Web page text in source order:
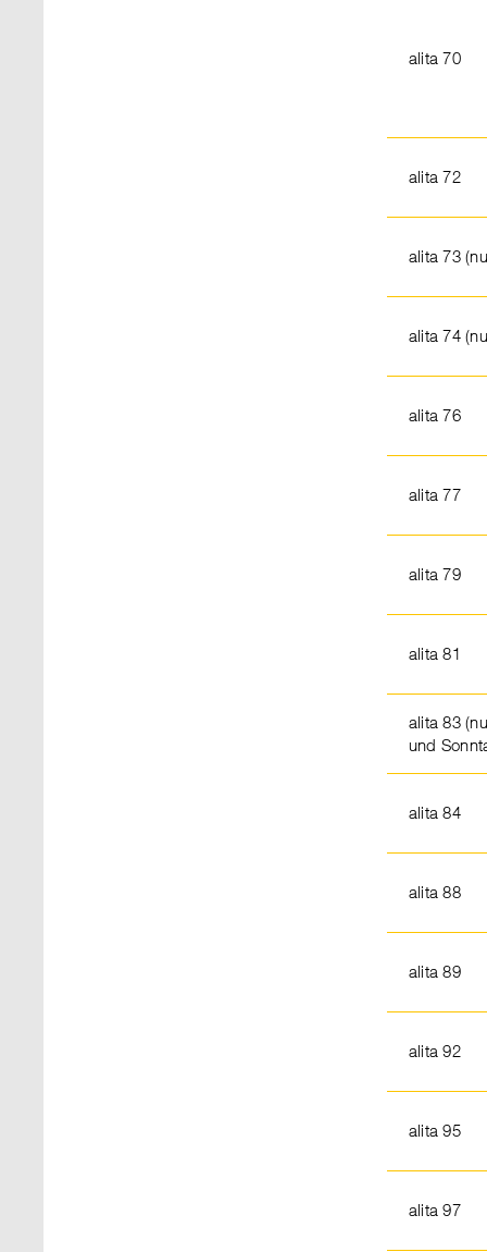
alita 70
alita 72
alita 73
alita 74
alita 76
alita 77
alita 79
alita 81
alita 83
und
alita 84
alita 88
alita 89
alita 92
alita 95
alita 97